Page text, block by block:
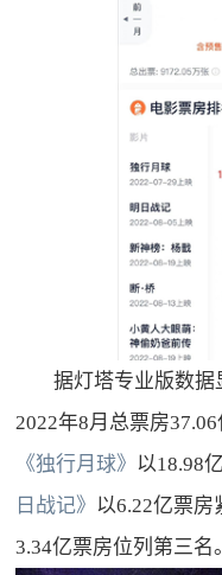
据灯塔专业版数据
2022年8月总票房37.06
《独行月球》 以18.98
日战记》 以6.22亿票房
3.34亿票房位列第三名。